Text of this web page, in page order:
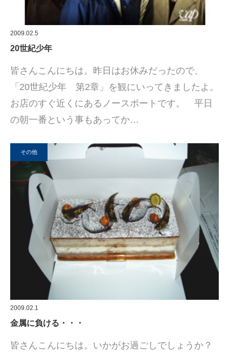
2009.02.5
20世紀少年
皆さんこんにちは。昨日はお休みだったので、
「20世紀少年 第2章」を観にいってきましたよ。
お店のすぐ近くにあるノースポートです。 平日
の朝一番という事もあってか…
その他
2009.02.1
金属に負ける・・・
皆さんこんにちは。いかがお過ごしでしょうか？